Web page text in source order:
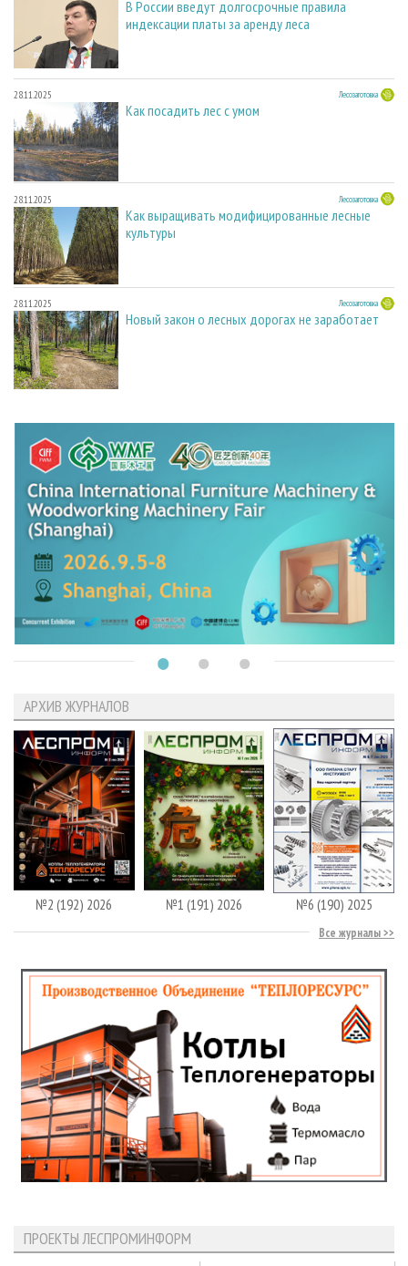
В России введут долгосрочные правила
индексации платы за аренду леса
28.11.2025 Лесозаготовка
Как посадить лес с умом
28.11.2025 Лесозаготовка
Как выращивать модифицированные лесные
культуры
28.11.2025 Лесозаготовка
Новый закон о лесных дорогах не заработает
АРХИВ ЖУРНАЛОВ
№2 (192) 2026 №1 (191) 2026 №6 (190) 2025
Все журналы
ПРОЕКТЫ ЛЕСПРОМИНФОРМ